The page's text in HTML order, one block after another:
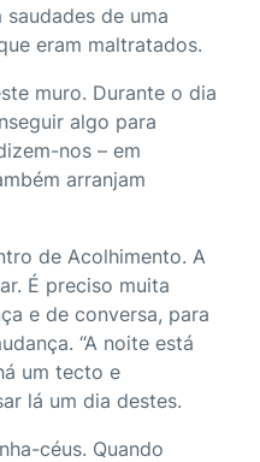
de uma
eram maltratados.
muro. Durante o dia
algo para
nos – em
arranjam
de Acolhimento. A
É preciso muita
e de conversa, para
“A noite está
um tecto e
lá um dia destes.
céus. Quando